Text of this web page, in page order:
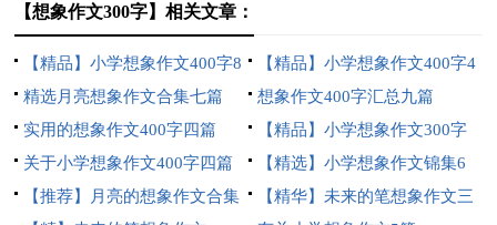
【想象作文300字】相关文章：
【精品】小学想象作文400字8
篇
【精品】小学想象作文400字4
篇
精选月亮想象作文合集七篇
想象作文400字汇总九篇
实用的想象作文400字四篇
【精品】小学想象作文300字
三篇
关于小学想象作文400字四篇
【精选】小学想象作文锦集6
篇
【推荐】月亮的想象作文合集
【精华】未来的笔想象作文三